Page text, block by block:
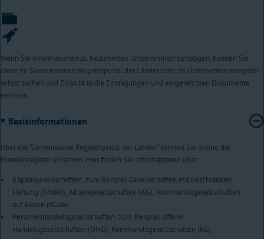
Wenn Sie Informationen zu bestimmten Unternehmen benötigen, können Sie
diese im Gemeinsamen Registerportal der Länder oder im Unternehmensregister
selbst suchen und Einsicht in die Eintragungen und eingereichten Dokumente
nehmen.
Basisinformationen
Über das "Gemeinsame Registerportal der Länder" können Sie online die
Handelsregister einsehen. Hier finden Sie Informationen über:
Kapitalgesellschaften, zum Beispiel Gesellschaften mit beschränkter
Haftung (GmbH), Aktiengesellschaften (AG), Kommanditgesellschaften
auf Aktien (KGaA)
Personenhandelsgesellschaften, zum Beispiel offene
Handelsgesellschaften (OHG), Kommanditgesellschaften (KG)